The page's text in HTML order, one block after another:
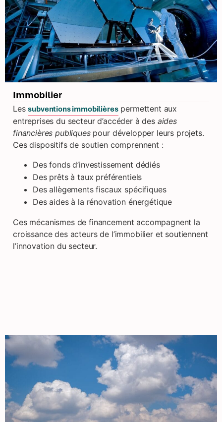
Immobilier
Lessubventions immobilièrespermettent aux
entreprises du secteur d’accéder à des aides
financières publiquespour développer leurs projets.
Ces dispositifs de soutien comprennent :
Des fonds d’investissement dédiés
Des prêts à taux préférentiels
Des allègements fiscaux spécifiques
Des aides à la rénovation énergétique
Ces mécanismes de financement accompagnent la
croissance des acteurs de l’immobilier et soutiennent
l’innovation du secteur.